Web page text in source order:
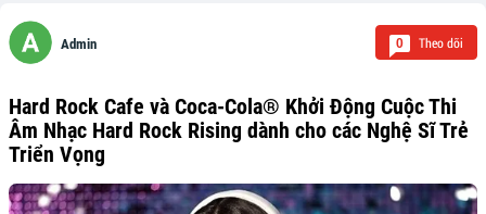
Admin 0 Theo dõi
Hard Rock Cafe và Coca-Cola® Khởi Động Cuộc Thi
Âm Nhạc Hard Rock Rising dành cho các Nghệ Sĩ Trẻ
Triển Vọng